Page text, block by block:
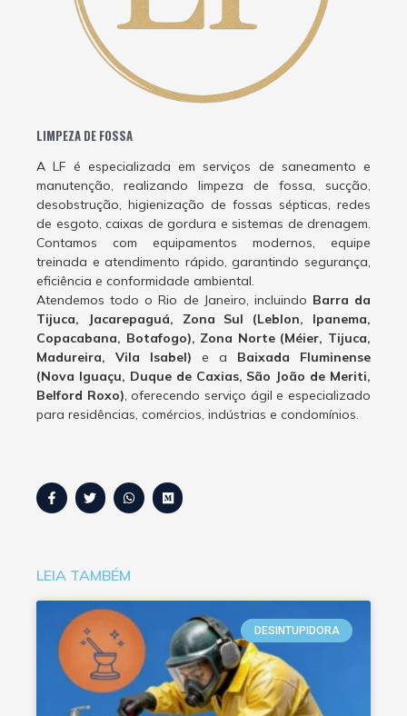
LIMPEZA DE FOSSA
A LF é especializada em serviços de saneamento e
manutenção, realizando limpeza de fossa, sucção,
desobstrução, higienização de fossas sépticas, redes
de esgoto, caixas de gordura e sistemas de drenagem.
Contamos com equipamentos modernos, equipe
treinada e atendimento rápido, garantindo segurança,
eficiência e conformidade ambiental.
Atendemos todo o Rio de Janeiro, incluindo Barra da
Tijuca, Jacarepaguá, Zona Sul (Leblon, Ipanema,
Copacabana, Botafogo), Zona Norte (Méier, Tijuca,
Madureira, Vila Isabel) e a Baixada Fluminense
(Nova Iguaçu, Duque de Caxias, São João de Meriti,
Belford Roxo), oferecendo serviço ágil e especializado
para residências, comércios, indústrias e condomínios.
LEIA TAMBÉM
DESINTUPIDORA